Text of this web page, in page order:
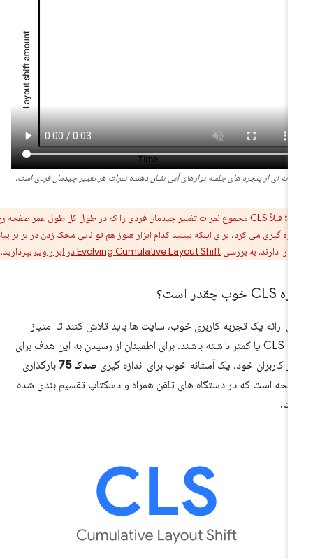
ای از پنجره های جلسه نوارهای آبی نشان دهنده نمرات هر تغییر چیدمان فردی است.
قبلاً CLS مجموع نمرات تغییر چیدمان فردی را که در طول کل طول عمر صفحه رخ
گیری می کرد. برای اینکه ببینید کدام ابزار هنوز هم توانایی محک زدن در برابر پیاده
را دارند، به بررسیEvolving Cumulative Layout Shift در ابزار وب بپردازید.
ارائه یک تجربه کاربری خوب، سایت ها باید تلاش کنند تا امتیاز
CLSیا کمتر داشته باشند. برای اطمینان از رسیدن به این هدف برای
کاربران خود، یک آستانه خوب برای اندازه گیریصدک 75
بارگذاری
است که در دستگاه های تلفن همراه و دسکتاپ تقسیم بندی شده